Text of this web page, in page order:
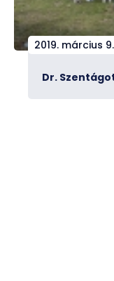
2019. március 9.
Dr.